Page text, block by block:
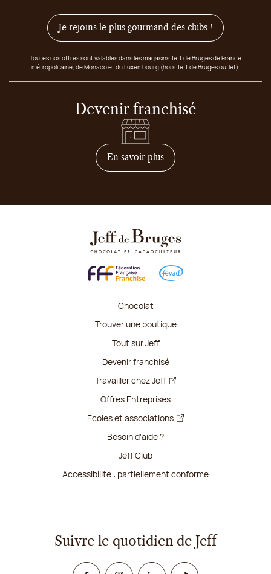
Je rejoins le plus gourmand des clubs !
Toutes nos offres sont valables dans les magasins Jeff de Bruges de France
métropolitaine, de Monaco et du Luxembourg (hors Jeff de Bruges outlet).
Devenir franchisé
En savoir plussur comment devenir
Chocolat
Trouver une boutique
Tout sur Jeff
Devenir franchisé
Travailler chez Jeff
Offres Entreprises
Écoles et associations
Besoin d'aide ?
Jeff Club
Accessibilité : partiellement conforme
Suivre le quotidien de Jeff